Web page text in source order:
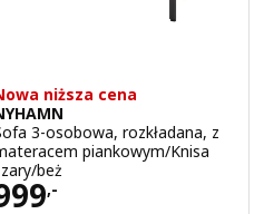
niższa cena
3-osobowa, rozkładana, z
piankowym/Knisa
beż
,- 999,-